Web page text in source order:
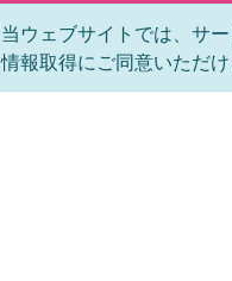
当ウェブサイトでは、サ
情報取得にご同意いただ